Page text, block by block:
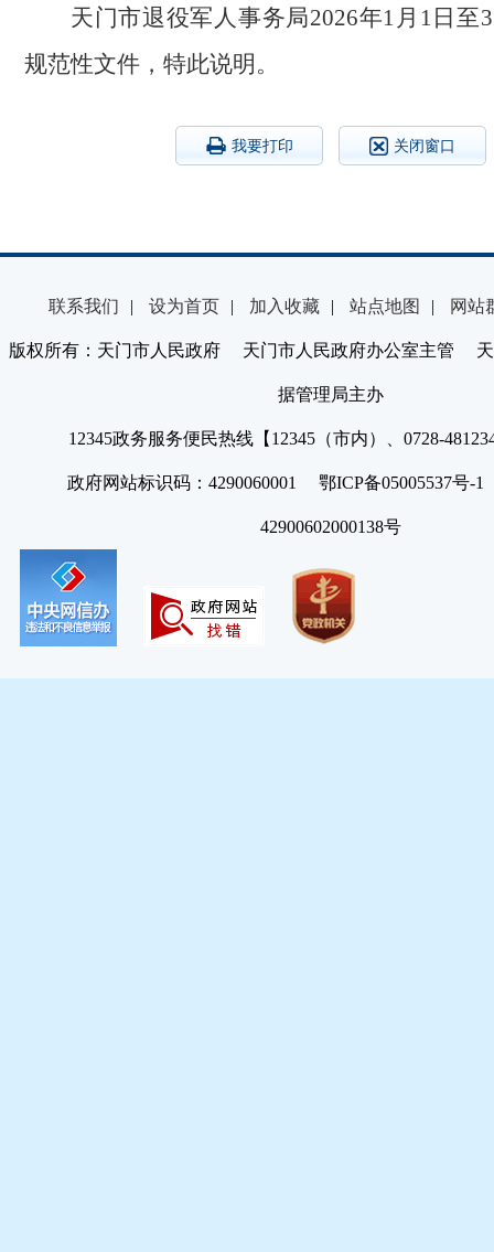
天门市退役军人事务局2026年1月1日至
规范性文件，特此说明。
我要打印 关闭窗口
联系我们 | 设为首页 | 加入收藏 | 站点地图 | 网站
版权所有：天门市人民政府 天门市人民政府办公室主管 天
据管理局主办
12345政务服务便民热线【12345（市内）、0728-
政府网站标识码：4290060001 鄂ICP备05005537号
42900602000138号